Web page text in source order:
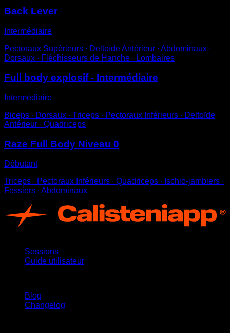
Back Lever
Intermédiaire
Pectoraux Supérieurs ∙ Deltoïde Antérieur ∙ Abdominaux ∙
Dorsaux ∙ Fléchisseurs de Hanche ∙ Lombaires
Full body explosif - Intermédiaire
Intermédiaire
Biceps ∙ Dorsaux ∙ Triceps ∙ Pectoraux Inférieurs ∙ Deltoïde
Antérieur ∙ Quadriceps
Raze Full Body Niveau 0
Débutant
Triceps ∙ Pectoraux Inférieurs ∙ Quadriceps ∙ Ischio-jambiers ∙
Fessiers ∙ Abdominaux
Sessions
Guide utilisateur
Blog
Changelog